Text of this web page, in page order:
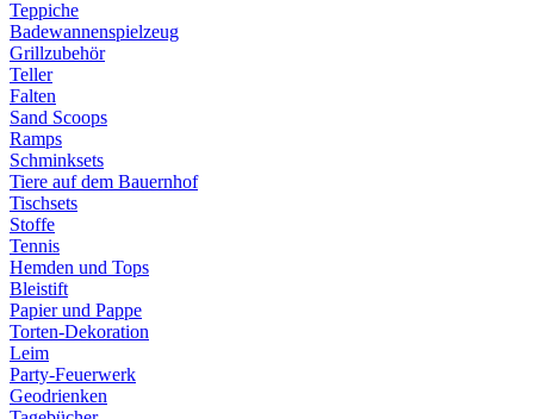
Teppiche
Badewannenspielzeug
Grillzubehör
Teller
Falten
Sand Scoops
Ramps
Schminksets
Tiere auf dem Bauernhof
Tischsets
Stoffe
Tennis
Hemden und Tops
Bleistift
Papier und Pappe
Torten-Dekoration
Leim
Party-Feuerwerk
Geodrienken